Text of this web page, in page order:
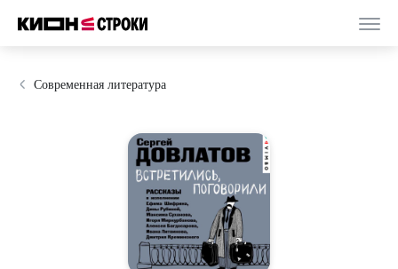
Современная литература